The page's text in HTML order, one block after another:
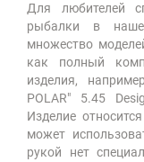
Для любителей
рыбалки в нашем
множество
как полный
изделия,
POLAR" 5.45
Изделие
может
рукой нет